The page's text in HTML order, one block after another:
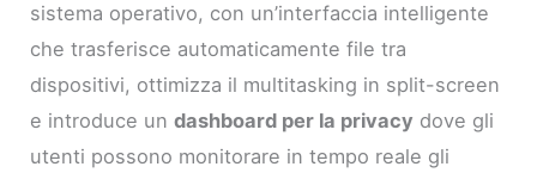
sistema operativo, con un’interfaccia intelligente
che trasferisce automaticamente file tra
dispositivi, ottimizza il multitasking in split-screen
e introduce undashboard per la privacy dove gli
utenti possono monitorare in tempo reale gli